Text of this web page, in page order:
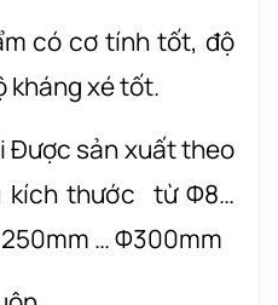
có cơ tính tốt, độ
kháng xé tốt.
Được sản xuất theo
kích thước từ Φ8…
… Φ300mm